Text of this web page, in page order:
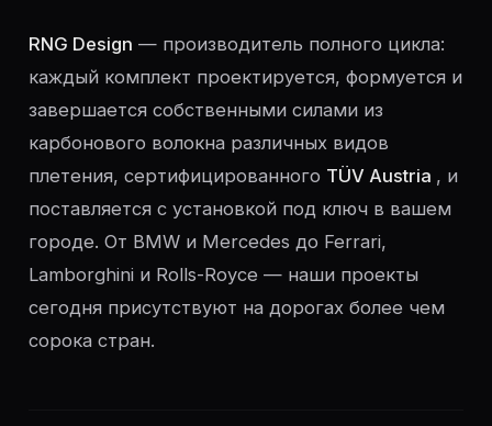
RNG Design — производитель полного цикла:
каждый комплект проектируется, формуется и
завершается собственными силами из
карбонового волокна различных видов
плетения, сертифицированного TÜV Austria , и
поставляется с установкой под ключ в вашем
городе. От BMW и Mercedes до Ferrari,
Lamborghini и Rolls-Royce — наши проекты
сегодня присутствуют на дорогах более чем
сорока стран.